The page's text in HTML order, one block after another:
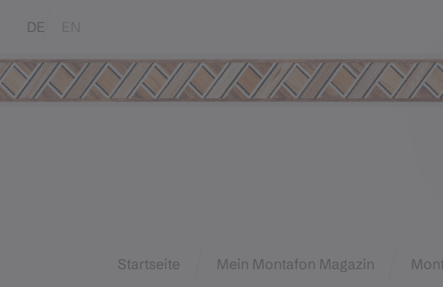
Translations of this page
DE
Startseite Mein Montafon Magazin